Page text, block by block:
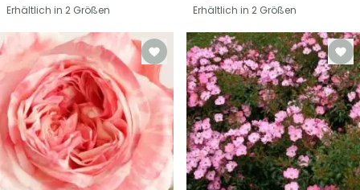
Erhältlich in 2 Größen
Erhältlich in 2 Größen